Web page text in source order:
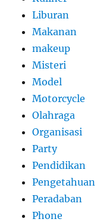
Liburan
Makanan
makeup
Misteri
Model
Motorcycle
Olahraga
Organisasi
Party
Pendidikan
Pengetahuan
Peradaban
Phone